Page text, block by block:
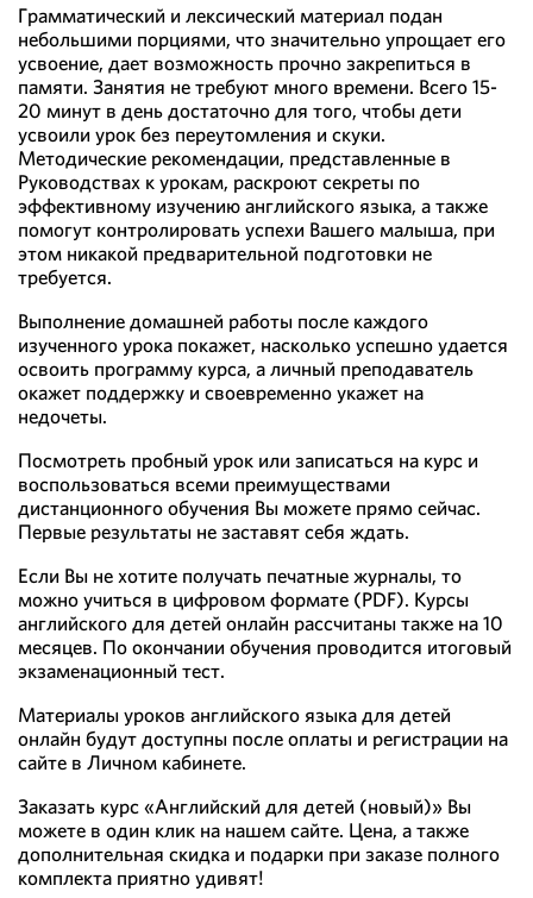
Грамматический и лексический материал подан
небольшими порциями, что значительно упрощает его
усвоение, дает возможность прочно закрепиться в
памяти. Занятия не требуют много времени. Всего 15-
20 минут в день достаточно для того, чтобы дети
усвоили урок без переутомления и скуки.
Методические рекомендации, представленные в
Руководствах к урокам, раскроют секреты по
эффективному изучению английского языка, а также
помогут контролировать успехи Вашего малыша, при
этом никакой предварительной подготовки не
требуется.
Выполнение домашней работы после каждого
изученного урока покажет, насколько успешно удается
освоить программу курса, а личный преподаватель
окажет поддержку и своевременно укажет на
недочеты.
Посмотреть пробный урок или записаться на курс и
воспользоваться всеми преимуществами
дистанционного обучения Вы можете прямо сейчас.
Первые результаты не заставят себя ждать.
Если Вы не хотите получать печатные журналы, то
можно учиться в цифровом формате (PDF). Курсы
английского для детей онлайн рассчитаны также на 10
месяцев. По окончании обучения проводится итоговый
экзаменационный тест.
Материалы уроков английского языка для детей
онлайн будут доступны после оплаты и регистрации на
сайте в Личном кабинете.
Заказать курс «Английский для детей (новый)» Вы
можете в один клик на нашем сайте. Цена, а также
дополнительная скидка и подарки при заказе полного
комплекта приятно удивят!